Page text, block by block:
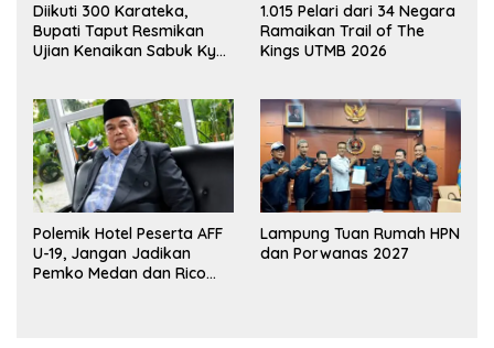
Diikuti 300 Karateka,
Bupati Taput Resmikan
Ujian Kenaikan Sabuk Kyu
1.015 Pelari dari 34 Negara
Ramaikan Trail of The
Kings UTMB 2026
Polemik Hotel Peserta AFF
U-19, Jangan Jadikan
Pemko Medan dan Rico
Lampung Tuan Rumah HPN
dan Porwanas 2027